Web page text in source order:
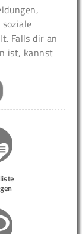
Falls dir an
ist, kannst